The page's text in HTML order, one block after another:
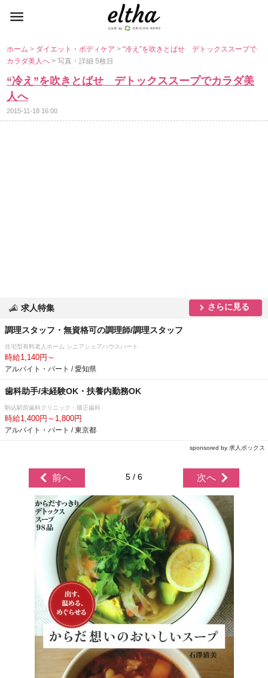
ホーム> ダイエット・ボディケア>“冷え”を吹きとばせ デトックススープで
カラダ美人へ> 写真・詳細 5枚目
“冷え”を吹きとばせ デトックススープでカラダ美
人へ
2015-11-18 16:00
求人特集 さらに見る
調理スタッフ・無資格可の調理師/調理スタッフ
住宅型有料老人ホーム シニアシェアハウスハート
時給1,140円～
アルバイト・パート / 愛知県
歯科助手/未経験OK・扶養内勤務OK
駒込駅前歯科クリニック・矯正歯科
時給1,400円～1,800円
アルバイト・パート / 東京都
sponsored by 求人ボックス
前へ 5 / 6 次へ